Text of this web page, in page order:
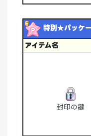
特別★パッケ
アイテム名
封印の鍵